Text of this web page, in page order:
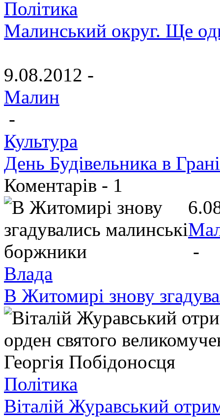
Політика
Малинський округ. Ще
9.08.2012 -
Малин
-
Культура
День Будівельника в
Коментарів - 1
-
Влада
В Житомирі знову
Політика
Віталій Журавський